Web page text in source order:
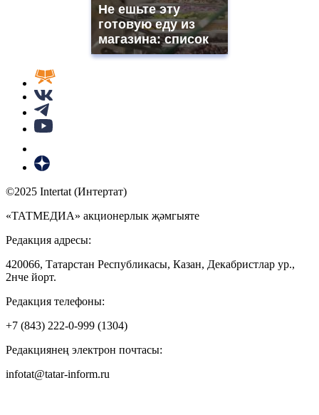
Не ешьте эту
готовую еду из
магазина: список
©2025 Intertat (Интертат)
«ТАТМЕДИА» акционерлык җәмгыяте
Редакция адресы:
420066, Татарстан Республикасы, Казан, Декабристлар ур.,
2нче йорт.
Редакция телефоны:
+7 (843) 222-0-999 (1304)
Редакциянең электрон почтасы:
infotat@tatar-inform.ru